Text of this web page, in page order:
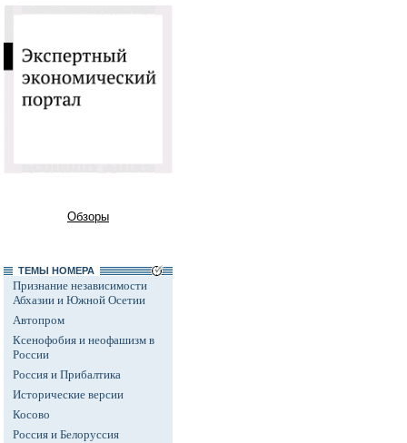
Обзоры
ТЕМЫ НОМЕРА
Признание независимости
Абхазии и Южной Осетии
Автопром
Ксенофобия и неофашизм в
России
Россия и Прибалтика
Исторические версии
Косово
Россия и Белоруссия